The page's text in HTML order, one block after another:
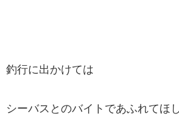
釣行に出かけては
シーバスとのバイトであふれてほ